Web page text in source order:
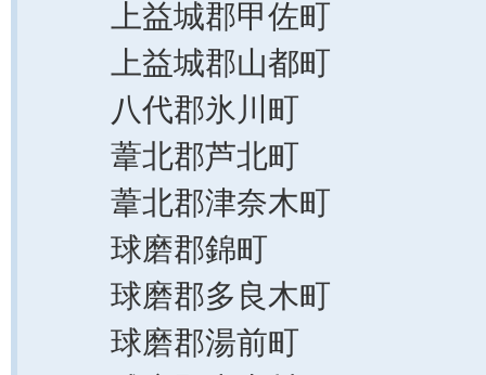
上益城郡甲佐町
上益城郡山都町
八代郡氷川町
葦北郡芦北町
葦北郡津奈木町
球磨郡錦町
球磨郡多良木町
球磨郡湯前町